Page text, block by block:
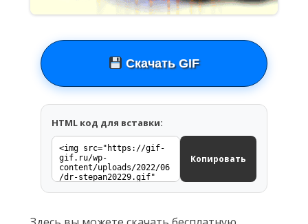
Скачать GIF
HTML код для вставки:
Копировать